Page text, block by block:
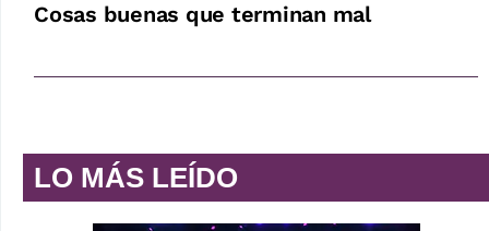
Cosas buenas que terminan mal
LO MÁS LEÍDO